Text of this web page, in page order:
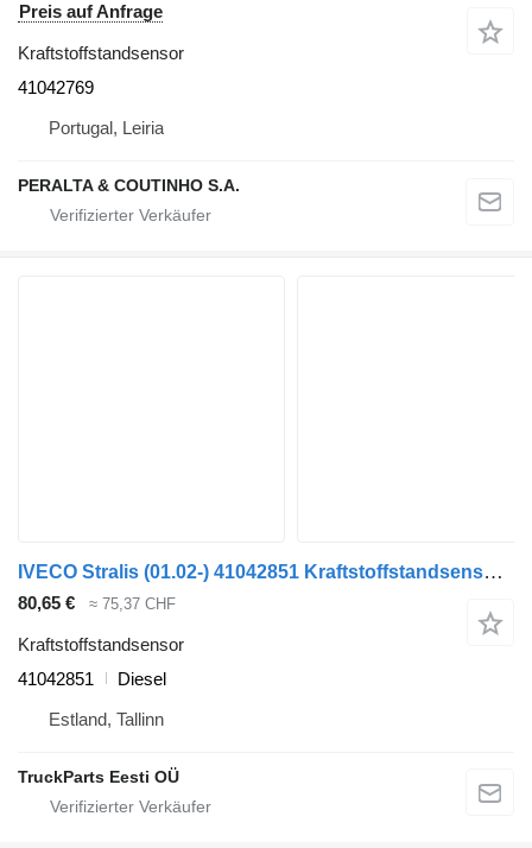
Preis auf Anfrage
Kraftstoffstandsensor
41042769
Portugal, Leiria
PERALTA & COUTINHO S.A.
IVECO Stralis (01.02-) 41042851 Kraftstoffstandsensor für IVECO Stralis, Trakker (2002-) Sattelzugmaschine
80,65 € ≈ 75,37 CHF
Kraftstoffstandsensor
41042851
Diesel
Estland, Tallinn
TruckParts Eesti OÜ